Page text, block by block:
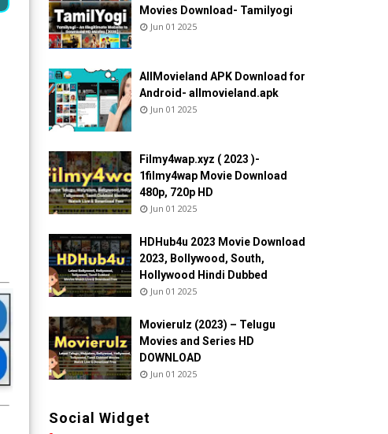
Movies Download- Tamilyogi
Jun 01 2025
AllMovieland APK Download for
Android- allmovieland.apk
Jun 01 2025
Filmy4wap.xyz ( 2023 )-
1filmy4wap Movie Download
480p, 720p HD
Jun 01 2025
HDHub4u 2023 Movie Download
2023, Bollywood, South,
Hollywood Hindi Dubbed
Jun 01 2025
Movierulz (2023) – Telugu
Movies and Series HD
DOWNLOAD
Jun 01 2025
Social Widget